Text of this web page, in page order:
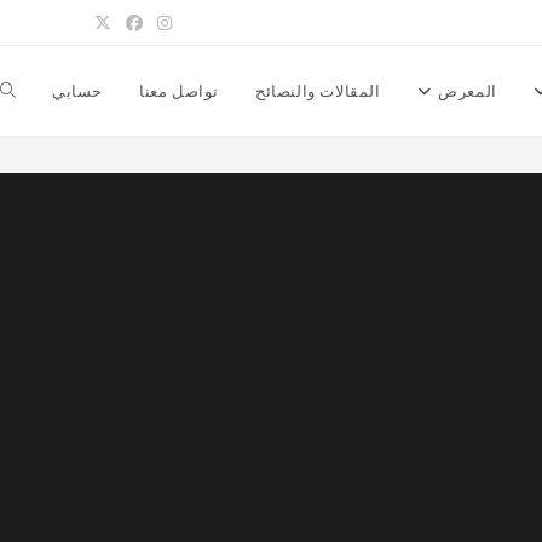
المعرض المقالات والنصائح تواصل معنا حسابي